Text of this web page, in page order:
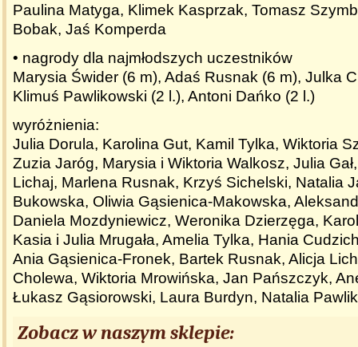
Paulina Matyga, Klimek Kasprzak, Tomasz
Bobak, Jaś Komperda
• nagrody dla najmłodszych uczestników
Marysia Świder (6 m), Adaś Rusnak (6 m), Julka
Klimuś Pawlikowski (2 l.), Antoni Dańko (2 l.)
wyróżnienia:
Julia Dorula, Karolina Gut, Kamil Tylka, Wiktoria
Zuzia Jaróg, Marysia i Wiktoria Walkosz, Julia
Lichaj, Marlena Rusnak, Krzyś Sichelski, Natalia
Bukowska, Oliwia Gąsienica-Makowska,
Daniela Mozdyniewicz, Weronika Dzierzęga,
Kasia i Julia Mrugała, Amelia Tylka, Hania
Ania Gąsienica-Fronek, Bartek Rusnak, Alicja
Cholewa, Wiktoria Mrowińska, Jan Pańszczyk,
Łukasz Gąsiorowski, Laura Burdyn, Natalia
Zobacz w naszym sklepie: